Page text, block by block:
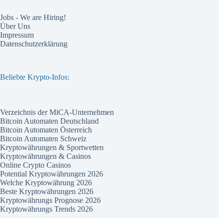
Jobs - We are Hiring!
Über Uns
Impressum
Datenschutzerklärung
Beliebte Krypto-Infos:
Verzeichnis der MiCA-Unternehmen
Bitcoin Automaten Deutschland
Bitcoin Automaten Österreich
Bitcoin Automaten Schweiz
Kryptowährungen & Sportwetten
Kryptowährungen & Casinos
Online Crypto Casinos
Potential Kryptowährungen 2026
Welche Kryptowährung 2026
Beste Kryptowährungen 2026
Kryptowährungs Prognose 2026
Kryptowährungs Trends 2026